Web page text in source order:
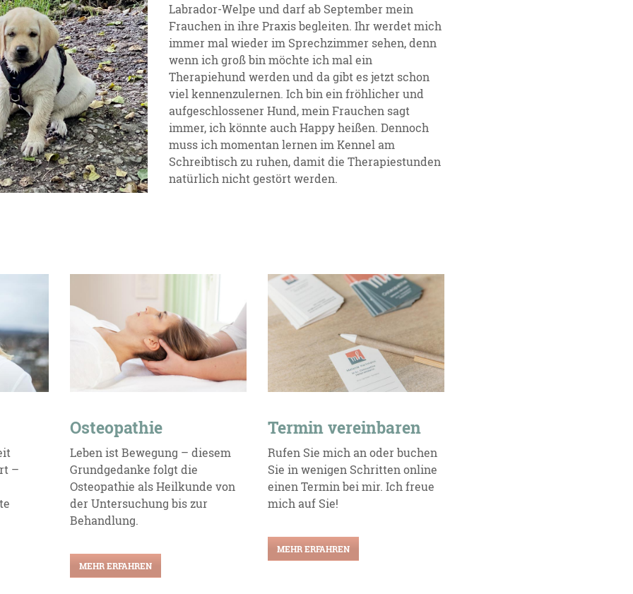
Labrador-Welpe und darf ab September mein
Frauchen in ihre Praxis begleiten. Ihr werdet mich
immer mal wieder im Sprechzimmer sehen, denn
wenn ich groß bin möchte ich mal ein
Therapiehund werden und da gibt es jetzt schon
viel kennenzulernen. Ich bin ein fröhlicher und
aufgeschlossener Hund, mein Frauchen sagt
immer, ich könnte auch Happy heißen. Dennoch
muss ich momentan lernen im Kennel am
Schreibtisch zu ruhen, damit die Therapiestunden
natürlich nicht gestört werden.
–
Osteopathie
Leben ist Bewegung – diesem
Grundgedanke folgt die
Osteopathie als Heilkunde von
der Untersuchung bis zur
Behandlung.
MEHR ERFAHREN
Termin vereinbaren
Rufen Sie mich an oder buchen
Sie in wenigen Schritten online
einen Termin bei mir. Ich freue
mich auf Sie!
MEHR ERFAHREN